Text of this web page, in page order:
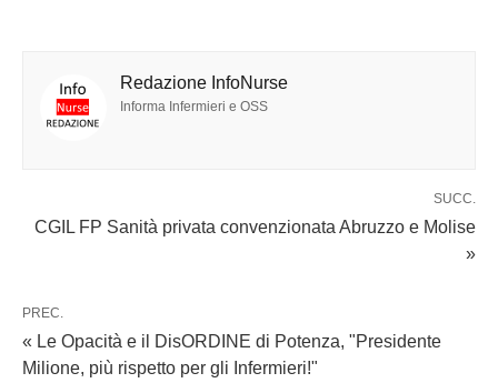
Redazione InfoNurse
Informa Infermieri e OSS
SUCC.
CGIL FP Sanità privata convenzionata Abruzzo e Molise
»
PREC.
« Le Opacità e il DisORDINE di Potenza, "Presidente
Milione, più rispetto per gli Infermieri!"